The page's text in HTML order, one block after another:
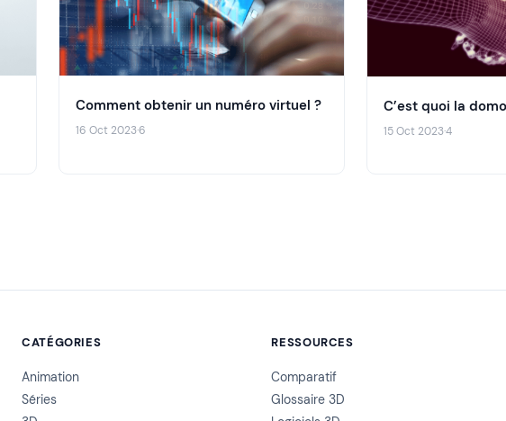
Comment obtenir un numéro virtuel ?
16 Oct 2023·6
C’est quoi la
15 Oct 2023·4
CATÉGORIES
Animation
Séries
RESSOURCES
Comparatif
Glossaire 3D